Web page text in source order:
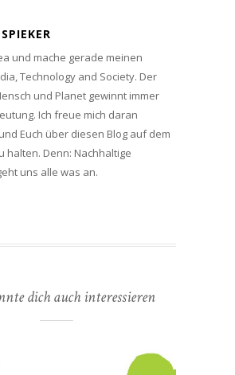
und mache gerade meinen
Technology and Society. Der
und Planet gewinnt immer
Ich freue mich daran
Euch über diesen Blog auf dem
halten. Denn: Nachhaltige
uns alle was an.
dich auch interessieren